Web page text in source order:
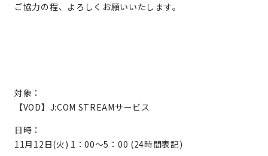
ご協力の程、よろしくお願いいたします。
対象：
【VOD】J:COM STREAMサービス
日時：
11月12日(火) 1：00～5：00 (24時間表記)